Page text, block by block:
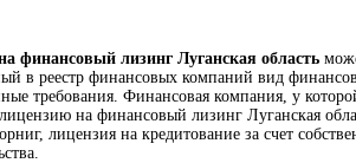
финансовый лизинг Луганская область
в реестр финансовых компаний вид
требования. Финансовая компания, у
на финансовый лизинг Луганская
лицензия на кредитование за счет